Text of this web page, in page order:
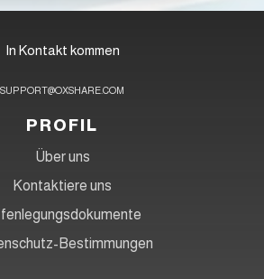
In Kontakt kommen
SUPPORT@OXSHARE.COM
PROFIL
Über uns
Kontaktiere uns
Bestimmungen